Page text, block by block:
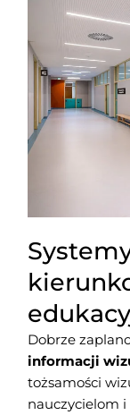
Dobrze
informacji
tożsamości
nauczycielom i